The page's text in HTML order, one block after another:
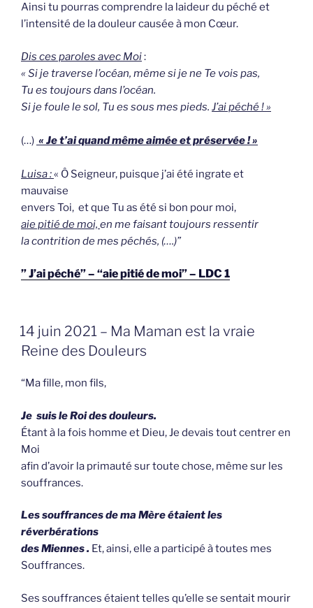
Ainsi tu pourras comprendre la laideur du péché et
l’intensité de la douleur causée à mon Cœur.
Dis ces paroles avec Moi:
«Si je traverse l’océan, même si je ne Te vois pas,
Tu es toujours dans l’océan.
Si je foule le sol, Tu es sous mes pieds. J’ai péché ! »
(…) « Je t’ai quand même aimée et préservée ! »
Luisa :« Ô Seigneur, puisque j’ai été ingrate et
mauvaise
envers Toi, et que Tu as été si bon pour moi,
aie pitié de moi, en me faisant toujours ressentir
la contrition de mes péchés, (….)”
” J’ai péché” – “aie pitié de moi” – LDC 1
GEPLAATST
OP
14 juin 2021 – Ma Maman est la vraie
Reine des Douleurs
“Ma fille, mon fils,
Je suis le Roi des douleurs.
Étant à la fois homme et Dieu, Je devais tout centrer en
Moi
afin d’avoir la primauté sur toute chose, même sur les
souffrances.
Les souffrances de ma Mère étaient les
réverbérations
des Miennes . Et, ainsi, elle a participé à toutes mes
Souffrances.
Ses souffrances étaient telles qu’elle se sentait mourir